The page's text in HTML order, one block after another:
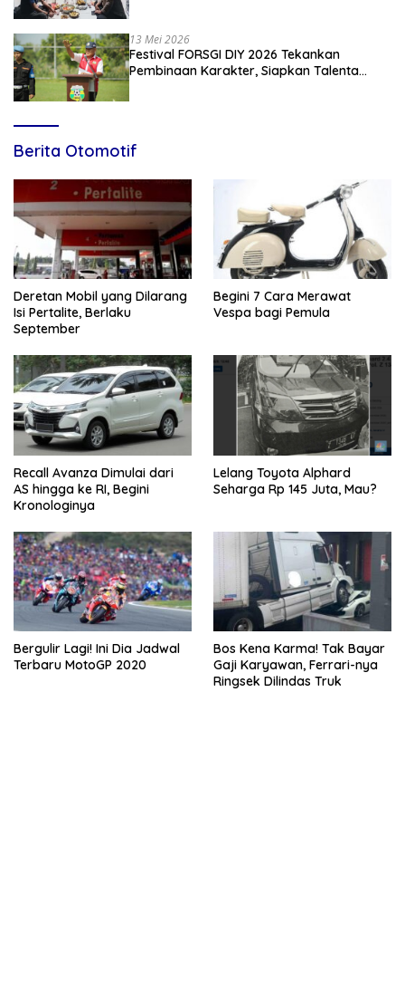
13 Mei 2026
Festival FORSGI DIY 2026 Tekankan
Pembinaan Karakter, Siapkan Talenta
Berita Otomotif
Deretan Mobil yang Dilarang
Isi Pertalite, Berlaku
September
Begini 7 Cara Merawat
Vespa bagi Pemula
Recall Avanza Dimulai dari
AS hingga ke RI, Begini
Kronologinya
Lelang Toyota Alphard
Seharga Rp 145 Juta, Mau?
Bergulir Lagi! Ini Dia Jadwal
Terbaru MotoGP 2020
Bos Kena Karma! Tak Bayar
Gaji Karyawan, Ferrari-nya
Ringsek Dilindas Truk